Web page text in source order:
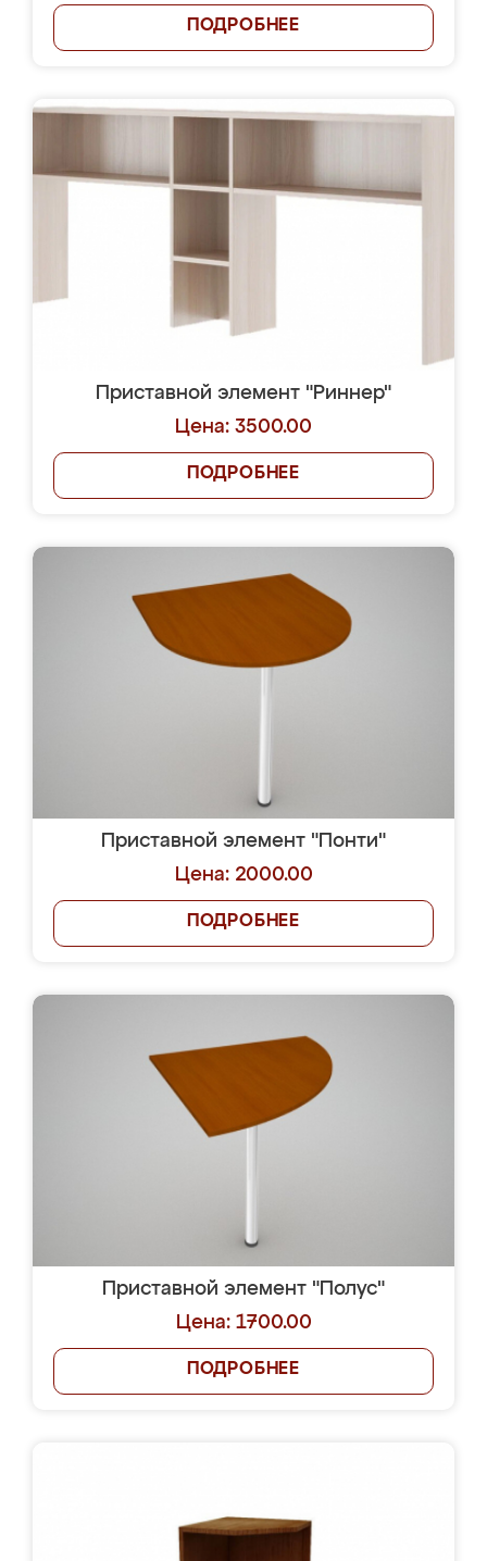
ПОДРОБНЕЕ
Приставной элемент "Риннер"
Цена: 3500.00
ПОДРОБНЕЕ
Приставной элемент "Понти"
Цена: 2000.00
ПОДРОБНЕЕ
Приставной элемент "Полус"
Цена: 1700.00
ПОДРОБНЕЕ